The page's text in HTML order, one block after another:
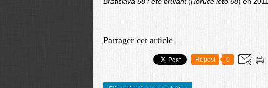
Partager cet article
Repost 0